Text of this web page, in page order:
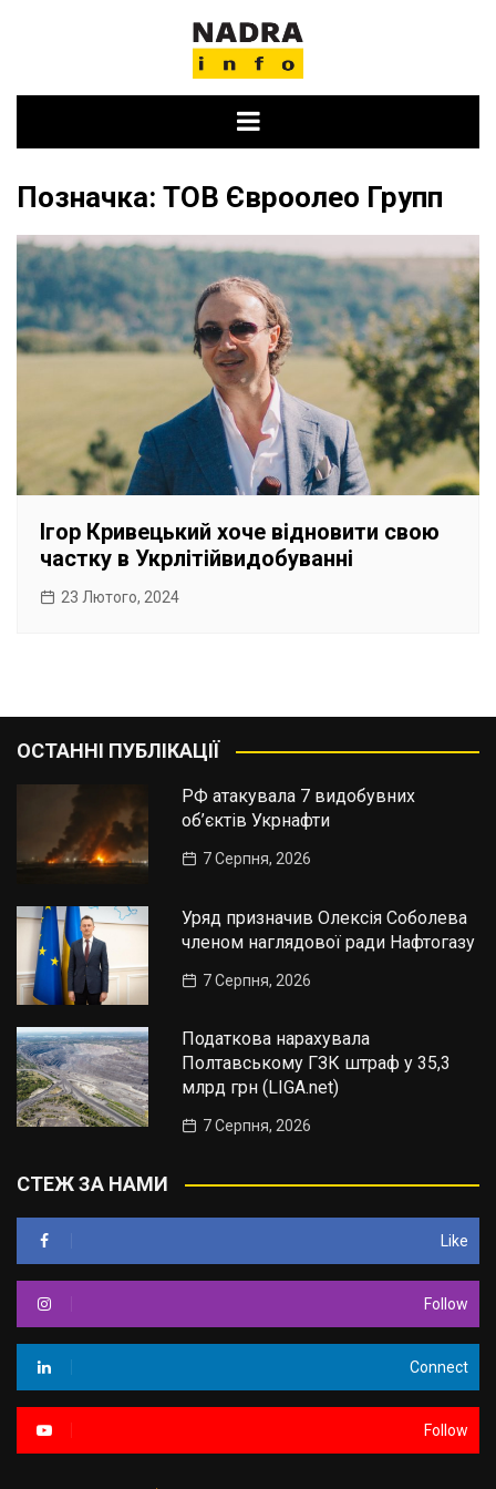
Позначка: ТОВ Євроолео Групп
Ігор Кривецький хоче відновити свою
частку в Укрлітійвидобуванні
23 Лютого, 2024
ОСТАННІ ПУБЛІКАЦІЇ
РФ атакувала 7 видобувних
об’єктів Укрнафти
7 Серпня, 2026
Уряд призначив Олексія Соболева
членом наглядової ради Нафтогазу
7 Серпня, 2026
Податкова нарахувала
Полтавському ГЗК штраф у 35,3
млрд грн (LIGA.net)
7 Серпня, 2026
СТЕЖ ЗА НАМИ
Like
Follow
Connect
Follow